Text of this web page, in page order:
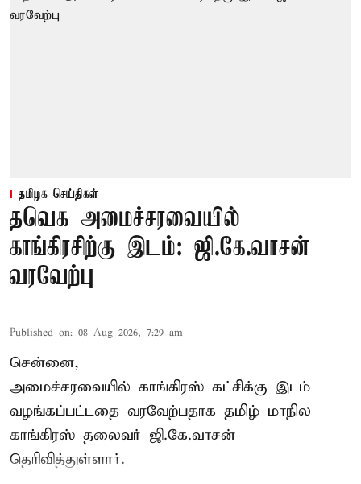
தமிழக செய்திகள்
தவெக அமைச்சரவையில்
காங்கிரசிற்கு இடம்: ஜி.கே.வாசன்
வரவேற்பு
Published on: 08 Aug 2026, 7:29 am
சென்னை,
அமைச்சரவையில் காங்கிரஸ் கட்சிக்கு இடம்
வழங்கப்பட்டதை வரவேற்பதாக தமிழ் மாநில
காங்கிரஸ் தலைவர் ஜி.கே.வாசன்
தெரிவித்துள்ளார்.